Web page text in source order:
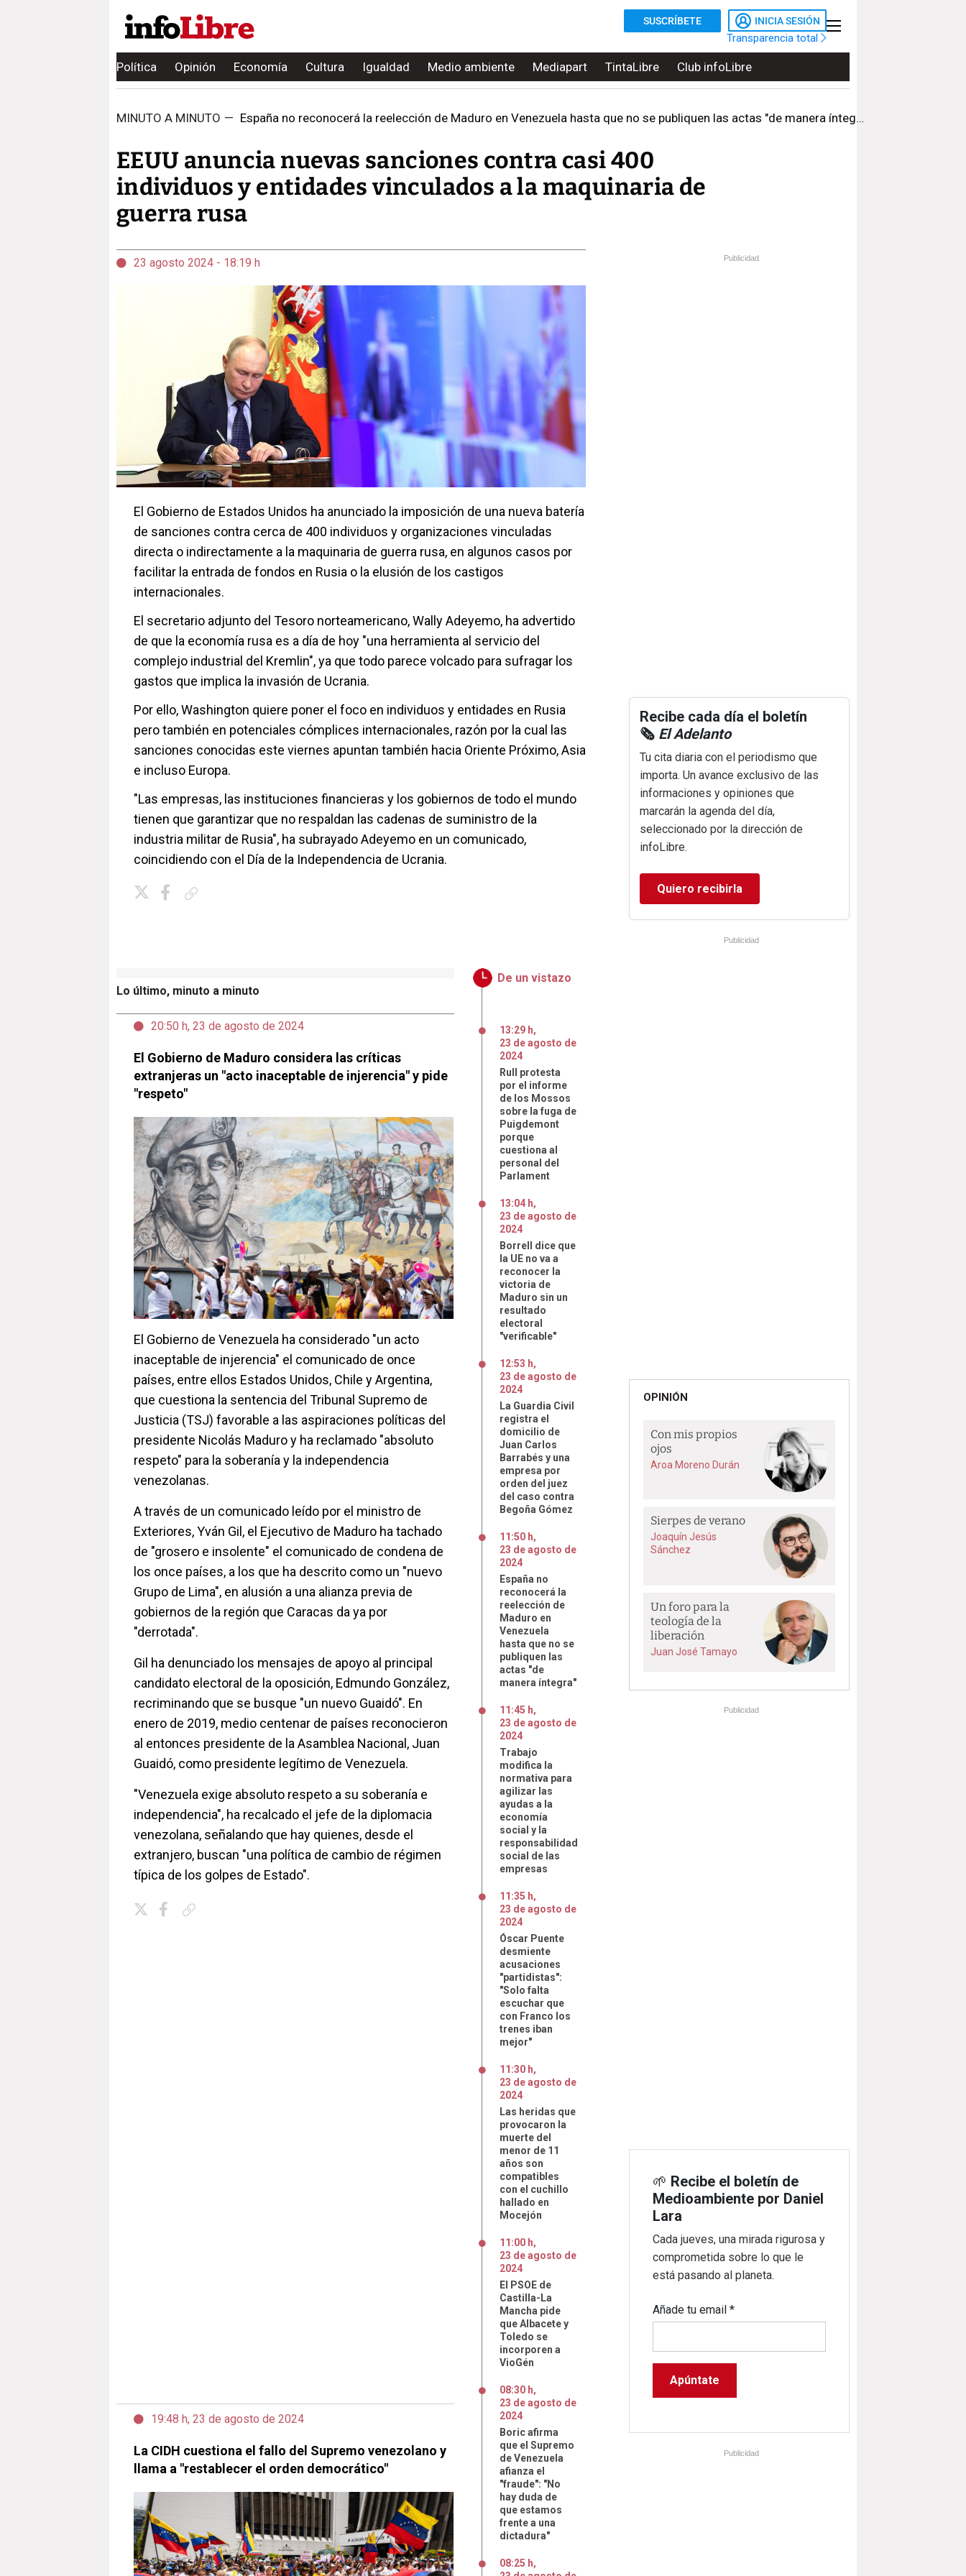
SUSCRÍBETE INICIA SESIÓN
Transparencia total
Política Opinión Economía Cultura Igualdad Medio ambiente Mediapart TintaLibre Club infoLibre
MINUTO A MINUTO — España no reconocerá la reelección de Maduro en Venezuela hasta que no se publiquen las actas "de manera íntegra"
EEUU anuncia nuevas sanciones contra casi 400
individuos y entidades vinculados a la maquinaria de
guerra rusa
23 agosto 2024 - 18:19 h
El Gobierno de Estados Unidos ha anunciado la imposición de una nueva batería
de sanciones contra cerca de 400 individuos y organizaciones vinculadas
directa o indirectamente a la maquinaria de guerra rusa, en algunos casos por
facilitar la entrada de fondos en Rusia o la elusión de los castigos
internacionales.
El secretario adjunto del Tesoro norteamericano, Wally Adeyemo, ha advertido
de que la economía rusa es a día de hoy "una herramienta al servicio del
complejo industrial del Kremlin", ya que todo parece volcado para sufragar los
gastos que implica la invasión de Ucrania.
Por ello, Washington quiere poner el foco en individuos y entidades en Rusia
pero también en potenciales cómplices internacionales, razón por la cual las
sanciones conocidas este viernes apuntan también hacia Oriente Próximo, Asia
e incluso Europa.
"Las empresas, las instituciones financieras y los gobiernos de todo el mundo
tienen que garantizar que no respaldan las cadenas de suministro de la
industria militar de Rusia", ha subrayado Adeyemo en un comunicado,
coincidiendo con el Día de la Independencia de Ucrania.
Lo último, minuto a minuto
20:50 h, 23 de agosto de 2024
El Gobierno de Maduro considera las críticas
extranjeras un "acto inaceptable de injerencia" y pide
"respeto"
El Gobierno de Venezuela ha considerado "un acto
inaceptable de injerencia" el comunicado de once
países, entre ellos Estados Unidos, Chile y Argentina,
que cuestiona la sentencia del Tribunal Supremo de
Justicia (TSJ) favorable a las aspiraciones políticas del
presidente Nicolás Maduro y ha reclamado "absoluto
respeto" para la soberanía y la independencia
venezolanas.
A través de un comunicado leído por el ministro de
Exteriores, Yván Gil, el Ejecutivo de Maduro ha tachado
de "grosero e insolente" el comunicado de condena de
los once países, a los que ha descrito como un "nuevo
Grupo de Lima", en alusión a una alianza previa de
gobiernos de la región que Caracas da ya por
"derrotada".
Gil ha denunciado los mensajes de apoyo al principal
candidato electoral de la oposición, Edmundo González,
recriminando que se busque "un nuevo Guaidó". En
enero de 2019, medio centenar de países reconocieron
al entonces presidente de la Asamblea Nacional, Juan
Guaidó, como presidente legítimo de Venezuela.
"Venezuela exige absoluto respeto a su soberanía e
independencia", ha recalcado el jefe de la diplomacia
venezolana, señalando que hay quienes, desde el
extranjero, buscan "una política de cambio de régimen
típica de los golpes de Estado".
19:48 h, 23 de agosto de 2024
La CIDH cuestiona el fallo del Supremo venezolano y
llama a "restablecer el orden democrático"
De un vistazo
13:29 h,
23 deagosto de
2024
Rull protesta
por el informe
de los Mossos
sobre la fuga de
Puigdemont
porque
cuestiona al
personal del
Parlament
13:04 h,
23 deagosto de
2024
Borrell dice que
la UE no va a
reconocer la
victoria de
Maduro sin un
resultado
electoral
"verificable"
12:53 h,
23 deagosto de
2024
La Guardia Civil
registra el
domicilio de
Juan Carlos
Barrabés y una
empresa por
orden del juez
del caso contra
Begoña Gómez
11:50 h,
23 deagosto de
2024
España no
reconocerá la
reelección de
Maduro en
Venezuela
hasta que no se
publiquen las
actas "de
manera íntegra"
11:45 h,
23 deagosto de
2024
Trabajo
modifica la
normativa para
agilizar las
ayudas a la
economía
social y la
responsabilidad
social de las
empresas
11:35 h,
23 deagosto de
2024
Óscar Puente
desmiente
acusaciones
"partidistas":
"Solo falta
escuchar que
con Franco los
trenes iban
mejor"
11:30 h,
23 deagosto de
2024
Las heridas que
provocaron la
muerte del
menor de 11
años son
compatibles
con el cuchillo
hallado en
Mocejón
11:00 h,
23 deagosto de
2024
El PSOE de
Castilla-La
Mancha pide
que Albacete y
Toledo se
incorporen a
VioGén
08:30 h,
23 deagosto de
2024
Boric afirma
que el Supremo
de Venezuela
afianza el
"fraude": "No
hay duda de
que estamos
frente a una
dictadura"
08:25 h,
Publicidad
Recibe cada día el boletín
🗞️ El Adelanto
Tu cita diaria con el periodismo que
importa. Un avance exclusivo de las
informaciones y opiniones que
marcarán la agenda del día,
seleccionado por la dirección de
infoLibre.
Quiero recibirla
Publicidad
OPINIÓN
Con mis propios
ojos
Aroa Moreno Durán
Sierpes de verano
Joaquín Jesús
Sánchez
Un foro para la
teología de la
liberación
Juan José Tamayo
Publicidad
🌱 Recibe el boletín de
Medioambiente por Daniel
Lara
Cada jueves, una mirada rigurosa y
comprometida sobre lo que le
está pasando al planeta.
Añade tu email*
Publicidad